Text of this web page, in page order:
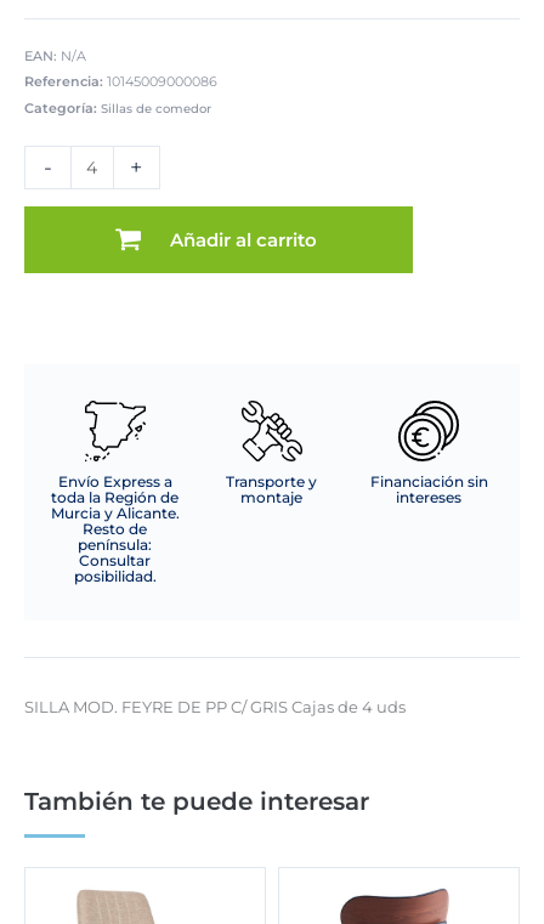
EAN: N/A
Referencia: 10145009000086
Categoría: Sillas de comedor
-
DE
GRIS
cantidad
+
Añadir al carrito
Envío Express a
toda la Región de
Murcia y Alicante.
Resto de
península:
Consultar
posibilidad.
Transporte y
montaje
Financiación sin
intereses
SILLA MOD. FEYRE DE PP C/ GRIS Cajas de 4 uds
También te puede interesar